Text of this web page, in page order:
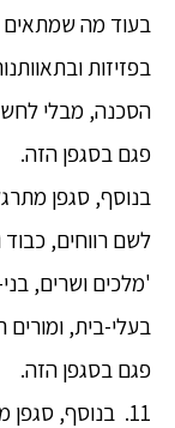
בעוד מה שמתאים
בפזיזות
הסכנה, מבלי
פגם בסגפן הזה.
בנוסף, סגפן
לשם רווחים,
'מלכים ושרים,
בעלי-בית, ומורים
פגם בסגפן הזה.
11. בנוסף,